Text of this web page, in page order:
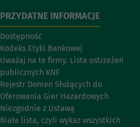
PRZYDATNE INFORMACJE
Dostępność
Kodeks Etyki Bankowej
Uważaj na te firmy. Lista ostrzeżeń
publicznych KNF
Rejestr Domen Służących do
Oferowania Gier Hazardowych
Niezgodnie z Ustawą
Biała lista, czyli wykaz wszystkich